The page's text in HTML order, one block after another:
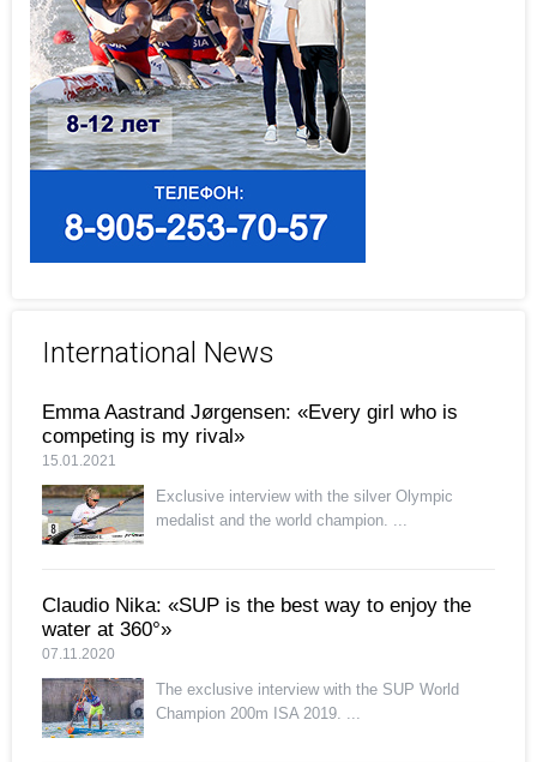
International News
Emma Aastrand Jørgensen: «Every girl who is
competing is my rival»
15.01.2021
Exclusive interview with the silver Olympic
medalist and the world champion. ...
Claudio Nika: «SUP is the best way to enjoy the
water at 360°»
07.11.2020
The exclusive interview with the SUP World
Champion 200m ISA 2019. ...